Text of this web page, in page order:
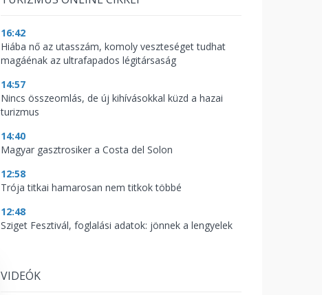
16:42
Hiába nő az utasszám, komoly veszteséget tudhat
magáénak az ultrafapados légitársaság
14:57
Nincs összeomlás, de új kihívásokkal küzd a hazai
turizmus
14:40
Magyar gasztrosiker a Costa del Solon
12:58
Trója titkai hamarosan nem titkok többé
12:48
Sziget Fesztivál, foglalási adatok: jönnek a lengyelek
VIDEÓK